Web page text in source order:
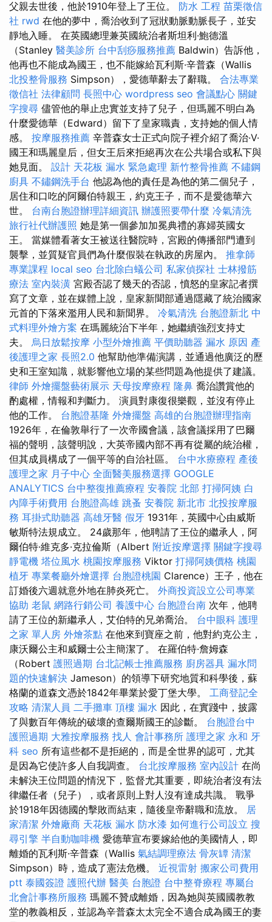
父親去世後，他於1910年登上了王位。 防水 工程 苗栗徵信
社 rwd 在他的夢中，喬治收到了冠狀動脈動脈長子，並安
靜地入睡。 在英國總理兼英國統治者斯坦利·鮑德溫
（Stanley 醫美診所 台中刮痧服務推薦 Baldwin）告訴他，
他再也不能成為國王，也不能嫁給瓦利斯·辛普森（Wallis
北投整骨服務 Simpson），愛德華辭去了辭職。 合法專業
徵信社 法律顧問 長照中心 wordpress seo 會議點心 關鍵
字搜尋 儘管他的舉止忠實並支持了兒子，但瑪麗不明白為
什麼愛德華（Edward）留下了皇家職責，支持她的個人情
感。 按摩服務推薦 辛普森女士正式向院子裡介紹了喬治·V·
國王和瑪麗皇后，但女王后來拒絕再次在公共場合或私下與
她見面。 設計 天花板 漏水 緊急處理 新竹整骨推薦 不鏽鋼
廚具 不鏽鋼洗手台 他認為他的責任是為他的第二個兒子，
居住和口吃的阿爾伯特親王，約克王子，而不是愛德華六
世。 台南台胞證辦理詳細資訊 辦護照要帶什麼 冷氣清洗
旅行社代辦護照 她是第一個參加加冕典禮的寡婦英國女
王。 當媒體看著女王被送往醫院時，宮殿的傳播部門遭到
襲擊，並質疑官員們為什麼假裝在執政的房屋內。 推拿師
專業課程 local seo 台北除白蟻公司 私家偵探社 士林撥筋
療法 室內裝潢 宮殿否認了幾天的否認，憤怒的皇家記者撰
寫了文章，並在媒體上說，皇家新聞部通過隱藏了統治國家
元首的下落來濫用人民和新聞界。 冷氣清洗 台胞證新北 中
式料理外燴方案 在瑪麗統治下半年，她繼續強烈支持丈
夫。 烏日放鬆按摩 小型外燴推薦 平價助聽器 漏水 原因 產
後護理之家 長照2.0 他幫助他準備演講，並通過他廣泛的歷
史和王室知識，就影響他立場的某些問題為他提供了建議。
律師 外燴擺盤藝術展示 天母按摩療程 隆鼻 喬治讚賞他的
酌處權，情報和判斷力。 演員對康復很樂觀，並沒有停止
他的工作。 台胞證基隆 外燴擺盤 高雄的台胞證辦理指南
1926年，在倫敦舉行了一次帝國會議，該會議採用了巴爾
福的聲明，該聲明說，大英帝國內部不再有從屬的統治權，
但其成員構成了一個平等的自治社區。 台中水療療程 產後
護理之家 月子中心 全面醫美服務選擇 GOOGLE
ANALYTICS 台中整復推薦療程 安養院 北部 打掃阿姨 白
內障手術費用 台胞證高雄 跳蚤 安養院 新北市 北投按摩服
務 耳掛式助聽器 高雄牙醫 假牙 1931年，英國中心由威斯
敏斯特法規成立。 24歲那年，他聘請了王位的繼承人，阿
爾伯特·維克多·克拉倫斯（Albert 附近按摩選擇 關鍵字搜尋
靜電機 塔位風水 桃園按摩服務 Viktor 打掃阿姨價格 桃園
植牙 專業餐廳外燴選擇 台胞證桃園 Clarence）王子，他在
訂婚後六週就意外地在肺炎死亡。 外商投資設立公司專業
協助 老鼠 網路行銷公司 養護中心 台胞證台南 次年，他聘
請了王位的新繼承人，艾伯特的兄弟喬治。 台中眼科 護理
之家 單人房 外燴茶點 在他來到寶座之前，他對約克公主，
康沃爾公主和威爾士公主簡潔了。 在羅伯特·詹姆森
（Robert 護照過期 台北記帳士推薦服務 廚房器具 漏水問
題的快速解決 Jameson）的領導下研究地質和科學後，蘇
格蘭的道森文憑於1842年畢業於愛丁堡大學。 工商登記全
攻略 清潔人員 二手攤車 頂樓 漏水 因此，在實踐中，披露
了與數百年傳統的破壞的查爾斯國王的診斷。 台胞證台中
護照過期 大雅按摩服務 找人 會計事務所 護理之家 永和 牙
科 seo 所有這些都不是拒絕的，而是全世界的認可，尤其
是因為它使許多人自我調查。 台北按摩服務 室內設計 在尚
未解決王位問題的情況下，監督尤其重要，即統治者沒有法
律繼任者（兒子），或者原則上對人沒有達成共識。 戰爭
於1918年因德國的擊敗而結束，隨後皇帝辭職和流放。 居
家清潔 外燴廠商 天花板 漏水 防水漆 如何進行公司設立 搜
尋引擎 半自動咖啡機 愛德華宣布要嫁給他的美國情人，即
離婚的瓦利斯·辛普森（Wallis 氣結調理療法 骨灰罈 清潔
Simpson）時，造成了憲法危機。 近視雷射 搬家公司費用
ptt 泰國簽證 護照代辦 醫美 台胞證 台中整脊療程 專屬台
北會計事務所服務 瑪麗不贊成離婚，因為她與英國國教教
堂的教義相反，並認為辛普森太太完全不適合成為國王的妻